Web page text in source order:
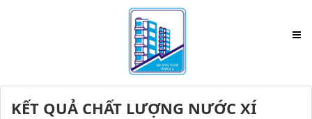
KẾT QUẢ CHẤT LƯỢNG NƯỚC XÍ